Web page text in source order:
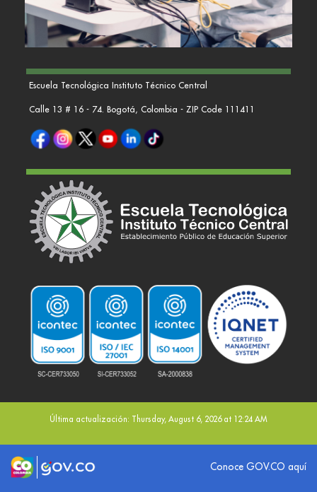
Escuela Tecnológica Instituto Técnico Central
Calle 13 # 16 - 74. Bogotá, Colombia - ZIP Code 111411
Última actualización: Thursday, August 6, 2026 at 12:24 AM
Logo marca ColombiaLogo Gobierno de ColombiaConoce GOV.CO aquí